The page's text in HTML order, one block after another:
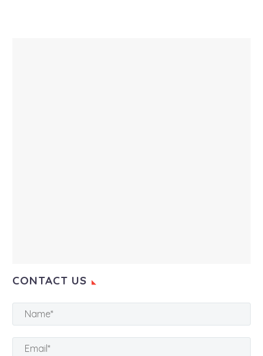
CONTACT US